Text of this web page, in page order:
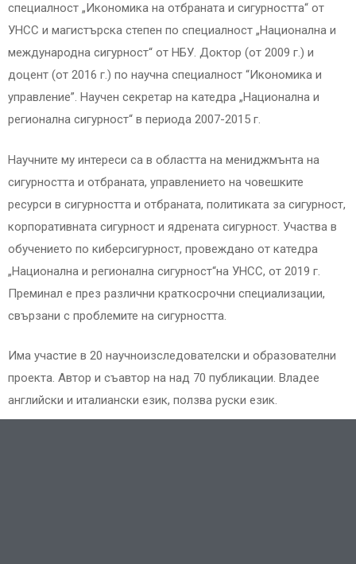
специалност „Икономика на отбраната и сигурността“ от
УНСС и магистърска степен по специалност „Национална и
международна сигурност“ от НБУ. Доктор (от 2009 г.) и
доцент (от 2016 г.) по научна специалност “Икономика и
управление”. Научен секретар на катедра „Национална и
регионална сигурност“ в периода 2007-2015 г.
Научните му интереси са в областта на мениджмънта на
сигурността и отбраната, управлението на човешките
ресурси в сигурността и отбраната, политиката за сигурност,
корпоративната сигурност и ядрената сигурност. Участва в
обучението по киберсигурност, провеждано от катедра
„Национална и регионална сигурност“на УНСС, от 2019 г.
Преминал е през различни краткосрочни специализации,
свързани с проблемите на сигурността.
Има участие в 20 научноизследователски и образователни
проекта. Автор и съавтор на над 70 публикации. Владее
английски и италиански език, ползва руски език.